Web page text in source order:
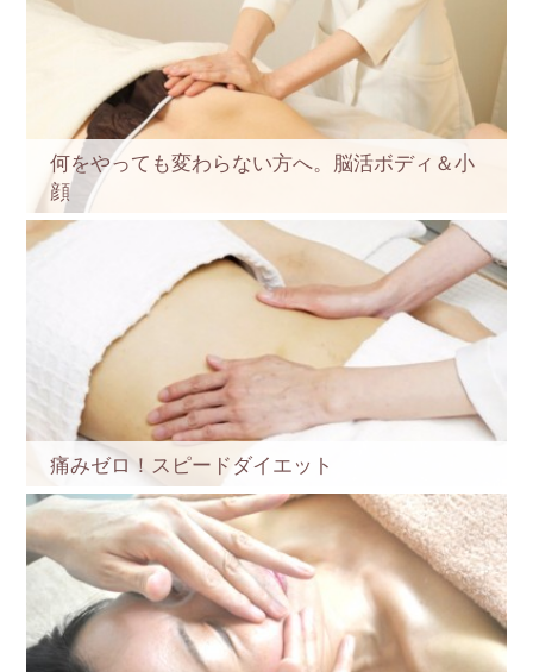
何をやっても変わらない方へ。脳活ボディ＆小
顔
痛みゼロ！スピードダイエット